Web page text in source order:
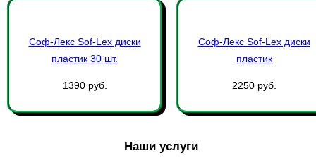
Соф-Лекс Sof-Lex диски
пластик 30 шт.
1390 руб.
Соф-Лекс Sof-Lex диски
пластик
2250 руб.
Наши услуги